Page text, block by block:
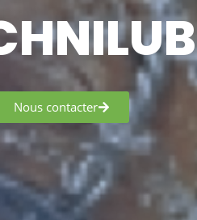
Nous contacter